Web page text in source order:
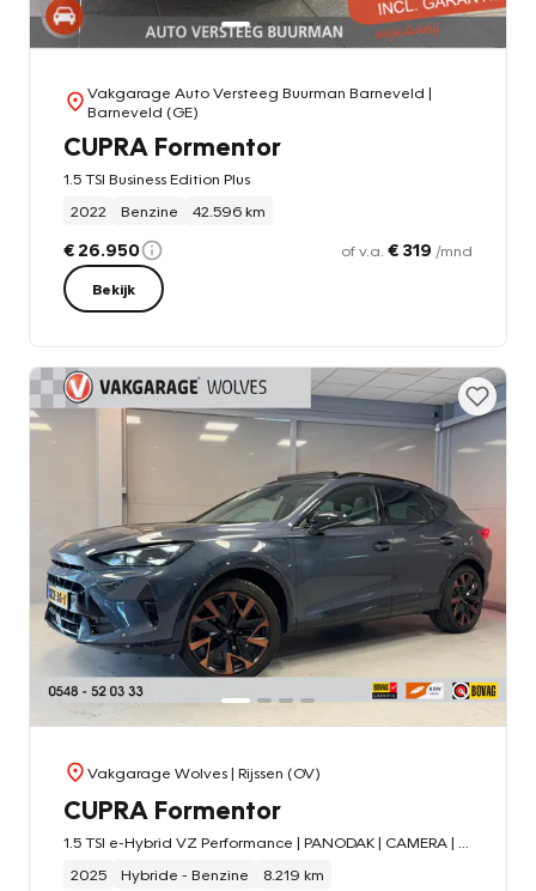
Vakgarage Auto Versteeg Buurman Barneveld |
Barneveld (GE)
CUPRA Formentor
1.5 TSI Business Edition Plus
2022
Benzine 42.596 km
€ 26.950 of v.a. € 319 /mnd
Bekijk
Vakgarage Wolves| Rijssen (OV)
CUPRA Formentor
2025
Hybride - Benzine 8.219 km